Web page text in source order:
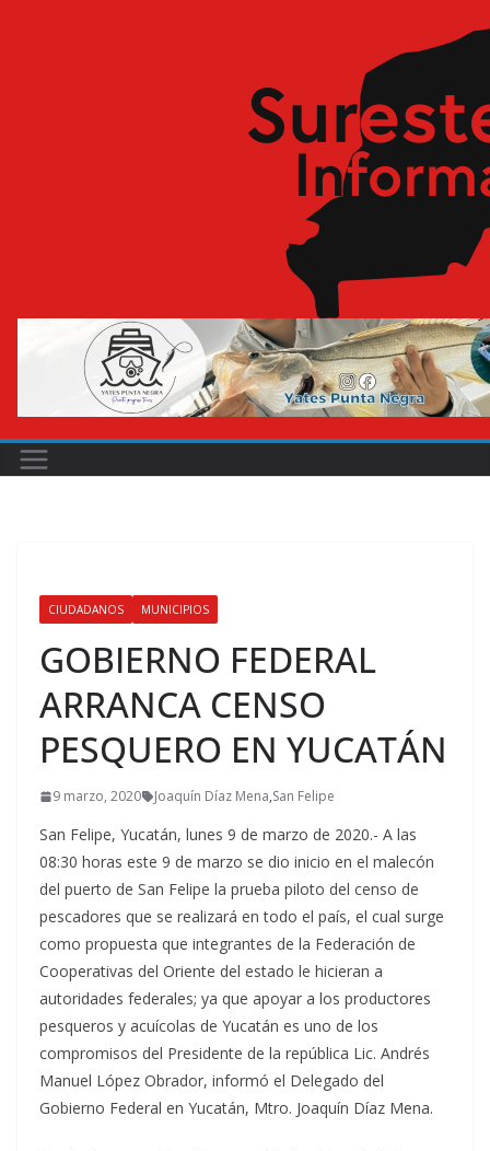
CIUDADANOS MUNICIPIOS
GOBIERNO FEDERAL
ARRANCA CENSO
PESQUERO EN YUCATÁN
9 marzo, 2020 Joaquín Díaz Mena,San Felipe
San Felipe, Yucatán, lunes 9 de marzo de 2020.- A las
08:30 horas este 9 de marzo se dio inicio en el malecón
del puerto de San Felipe la prueba piloto del censo de
pescadores que se realizará en todo el país, el cual surge
como propuesta que integrantes de la Federación de
Cooperativas del Oriente del estado le hicieran a
autoridades federales; ya que apoyar a los productores
pesqueros y acuícolas de Yucatán es uno de los
compromisos del Presidente de la república Lic. Andrés
Manuel López Obrador, informó el Delegado del
Gobierno Federal en Yucatán, Mtro. Joaquín Díaz Mena.